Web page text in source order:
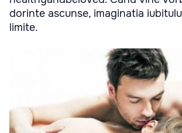
dorinte ascunse, imaginatia
limite.